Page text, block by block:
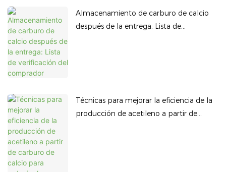
Almacenamiento de carburo de calcio
después de la entrega: Lista de
Técnicas para mejorar la eficiencia de la
producción de acetileno a partir de